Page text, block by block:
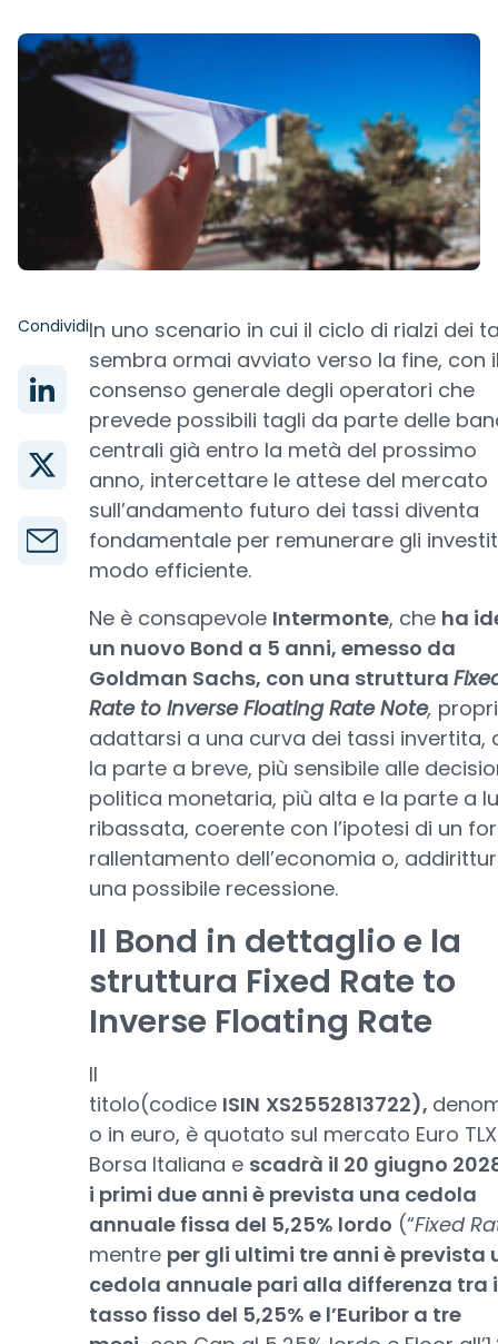
CondividiIn uno scenario in cui il ciclo di rialzi dei
sembra ormai avviato verso la fine, con
consenso generale degli operatori che
prevede possibili tagli da parte delle
centrali già entro la metà del prossimo
anno, intercettare le attese del mercato
sull’andamento futuro dei tassi diventa
fondamentale per remunerare gli
modo efficiente.
Ne è consapevole Intermonte, che ha
un nuovo Bond a 5 anni, emesso da
Goldman Sachs, con una struttura
Rate to Inverse Floating Rate Note,
adattarsi a una curva dei tassi invertita,
la parte a breve, più sensibile alle
politica monetaria, più alta e la parte a
ribassata, coerente con l’ipotesi di un
rallentamento dell’economia o,
una possibile recessione.
Il Bond in dettaglio e la
struttura Fixed Rate to
Inverse Floating Rate
Il
titolo(codice ISIN XS2552813722),
o in euro, è quotato sul mercato Euro
Borsa Italiana e scadrà il 20 giugno
i primi due anni è prevista una cedola
annuale fissa del 5,25% lordo (“Fixed
mentre per gli ultimi tre anni è prevista
cedola annuale pari alla differenza tra
tasso fisso del 5,25% e l’Euribor a tre